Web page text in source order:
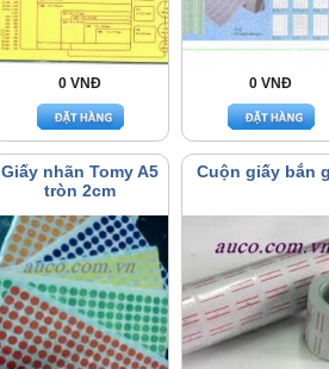
0 VNĐ 0 VNĐ
Giấy nhãn Tomy A5
tròn 2cm
Cuộn giấy bắn